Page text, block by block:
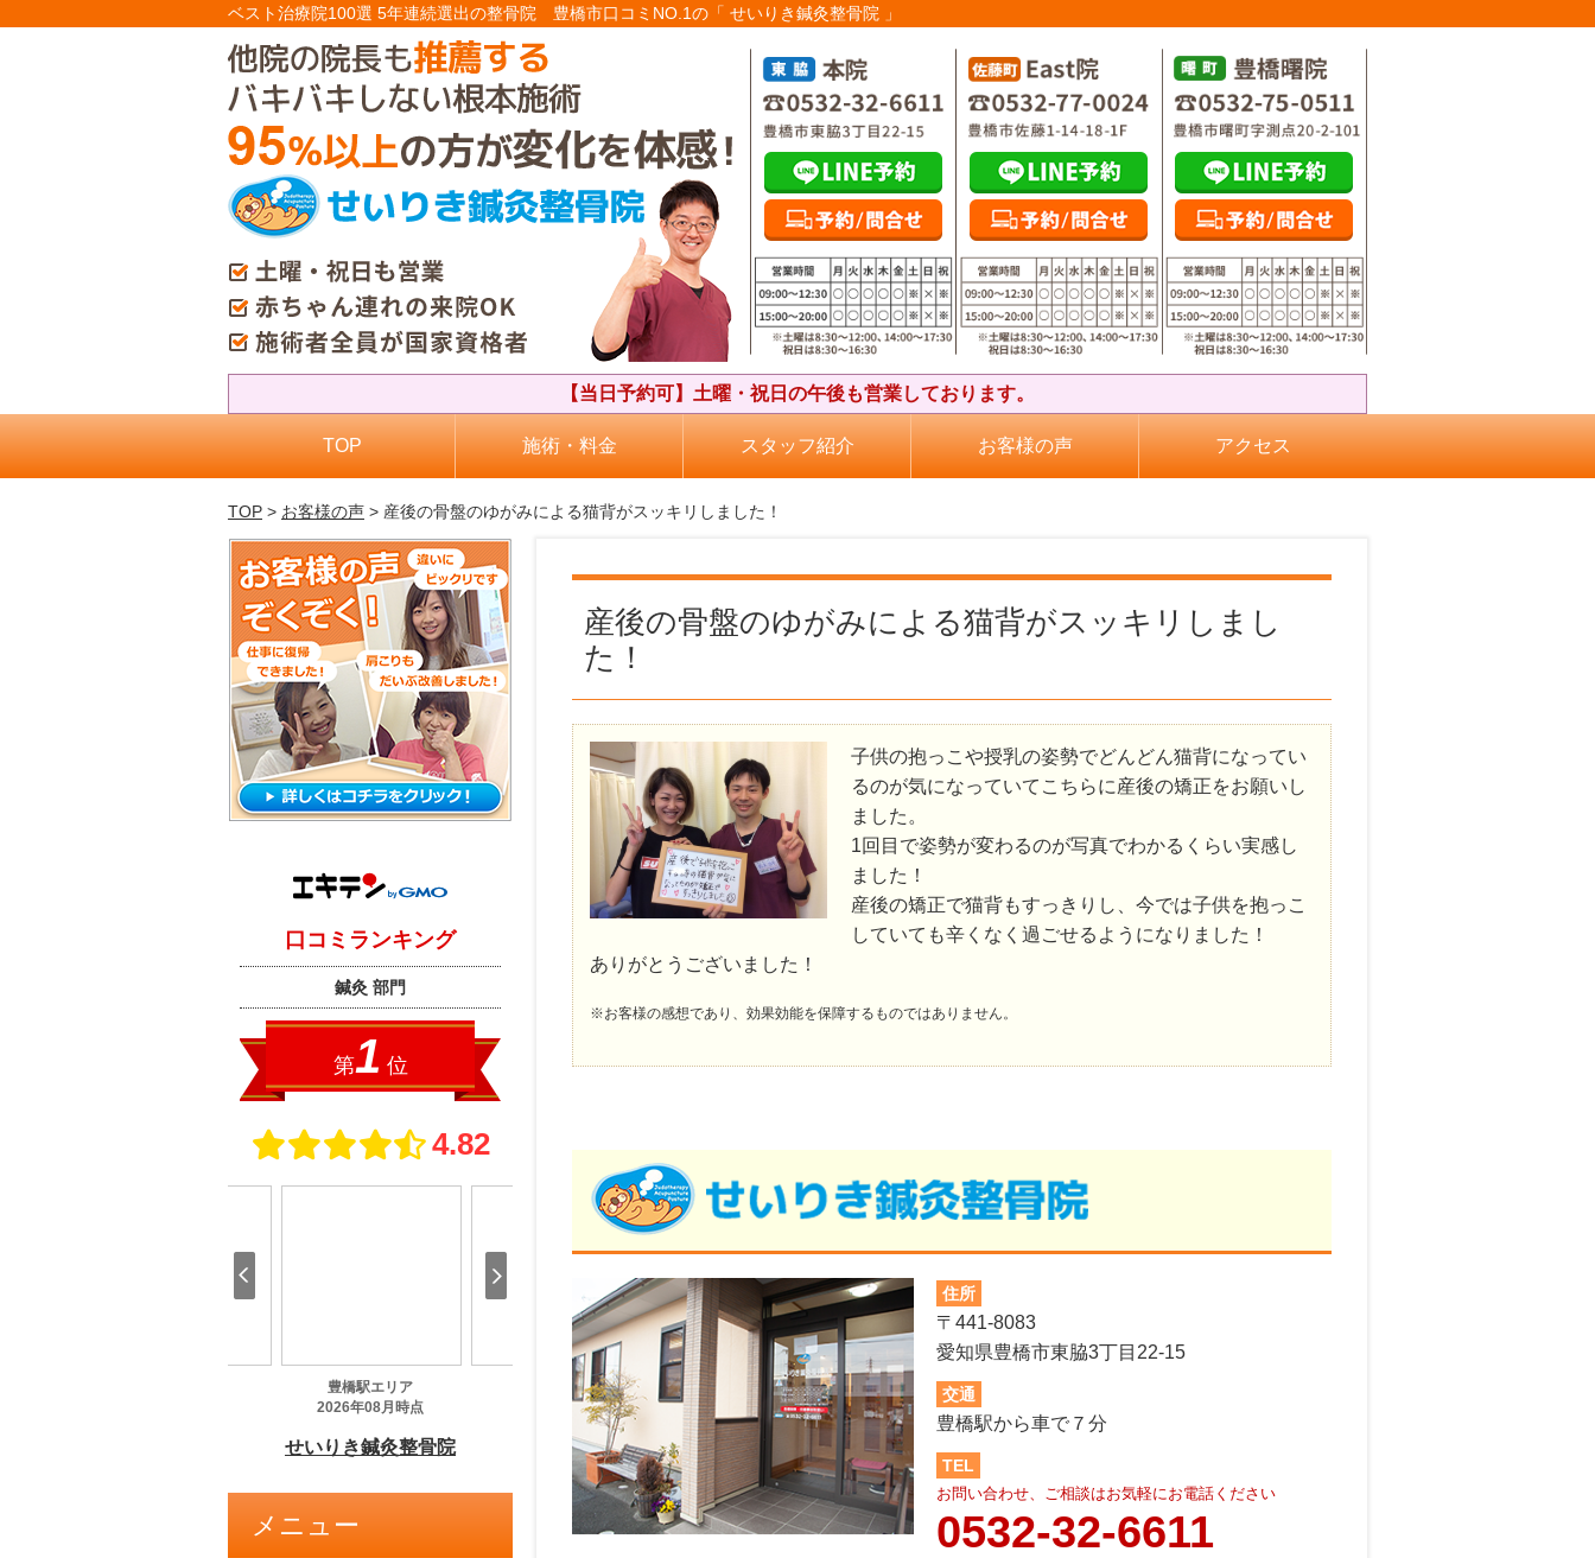
ベスト治療院100選 5年連続選出の整骨院 豊橋市口コミNO.1の「 せいりき鍼灸整骨院 」
【当日予約可】土曜・祝日の午後も営業しております。
TOP 施術・料金 スタッフ紹介 お客様の声 アクセス
TOP > お客様の声 > 産後の骨盤のゆがみによる猫背がスッキリしました！
産後の骨盤のゆがみによる猫背がスッキリしまし
た！
子供の抱っこや授乳の姿勢でどんどん猫背になってい
るのが気になっていてこちらに産後の矯正をお願いし
ました。
1回目で姿勢が変わるのが写真でわかるくらい実感し
ました！
産後の矯正で猫背もすっきりし、今では子供を抱っこ
していても辛くなく過ごせるようになりました！
ありがとうございました！
※お客様の感想であり、効果効能を保障するものではありません。
住所
〒441-8083
愛知県豊橋市東脇3丁目22-15
交通
豊橋駅から車で７分
TEL
お問い合わせ、ご相談はお気軽にお電話ください
0532-32-6611
メニュー